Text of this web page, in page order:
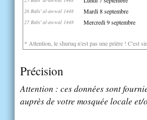
26 Rabi' al-awwal 1448 Mardi 8 septembre
27 Rabi' al-awwal 1448 Mercredi 9 septembre
* Attention, le shuruq n'est pas une prière ! C'est
Précision
Attention : ces données sont
auprès de votre mosquée locale